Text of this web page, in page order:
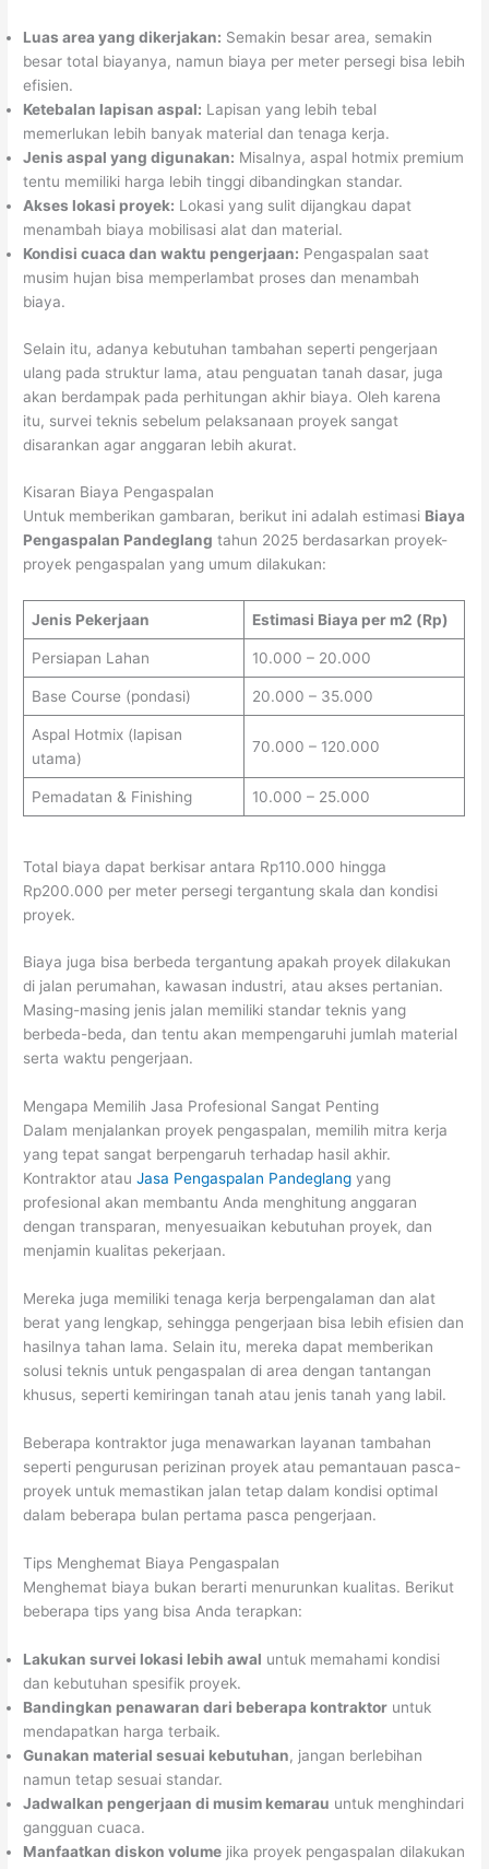
Luas area yang dikerjakan: Semakin besar area, semakin
besar total biayanya, namun biaya per meter persegi bisa lebih
efisien.
Ketebalan lapisan aspal: Lapisan yang lebih tebal
memerlukan lebih banyak material dan tenaga kerja.
Jenis aspal yang digunakan: Misalnya, aspal hotmix premium
tentu memiliki harga lebih tinggi dibandingkan standar.
Akses lokasi proyek: Lokasi yang sulit dijangkau dapat
menambah biaya mobilisasi alat dan material.
Kondisi cuaca dan waktu pengerjaan: Pengaspalan saat
musim hujan bisa memperlambat proses dan menambah
biaya.
Selain itu, adanya kebutuhan tambahan seperti pengerjaan
ulang pada struktur lama, atau penguatan tanah dasar, juga
akan berdampak pada perhitungan akhir biaya. Oleh karena
itu, survei teknis sebelum pelaksanaan proyek sangat
disarankan agar anggaran lebih akurat.
Kisaran Biaya Pengaspalan
Untuk memberikan gambaran, berikut ini adalah estimasi Biaya
Pengaspalan Pandeglang tahun 2025 berdasarkan proyek-
proyek pengaspalan yang umum dilakukan:
Jenis Pekerjaan Estimasi Biaya per m2 (Rp)
Persiapan Lahan 10.000 – 20.000
Base Course (pondasi) 20.000 – 35.000
Aspal Hotmix (lapisan
utama)
70.000 – 120.000
Pemadatan & Finishing 10.000 – 25.000
Total biaya dapat berkisar antara Rp110.000 hingga
Rp200.000 per meter persegi tergantung skala dan kondisi
proyek.
Biaya juga bisa berbeda tergantung apakah proyek dilakukan
di jalan perumahan, kawasan industri, atau akses pertanian.
Masing-masing jenis jalan memiliki standar teknis yang
berbeda-beda, dan tentu akan mempengaruhi jumlah material
serta waktu pengerjaan.
Mengapa Memilih Jasa Profesional Sangat Penting
Dalam menjalankan proyek pengaspalan, memilih mitra kerja
yang tepat sangat berpengaruh terhadap hasil akhir.
Kontraktor atauJasa Pengaspalan Pandeglang yang
profesional akan membantu Anda menghitung anggaran
dengan transparan, menyesuaikan kebutuhan proyek, dan
menjamin kualitas pekerjaan.
Mereka juga memiliki tenaga kerja berpengalaman dan alat
berat yang lengkap, sehingga pengerjaan bisa lebih efisien dan
hasilnya tahan lama. Selain itu, mereka dapat memberikan
solusi teknis untuk pengaspalan di area dengan tantangan
khusus, seperti kemiringan tanah atau jenis tanah yang labil.
Beberapa kontraktor juga menawarkan layanan tambahan
seperti pengurusan perizinan proyek atau pemantauan pasca-
proyek untuk memastikan jalan tetap dalam kondisi optimal
dalam beberapa bulan pertama pasca pengerjaan.
Tips Menghemat Biaya Pengaspalan
Menghemat biaya bukan berarti menurunkan kualitas. Berikut
beberapa tips yang bisa Anda terapkan:
Lakukan survei lokasi lebih awal untuk memahami kondisi
dan kebutuhan spesifik proyek.
Bandingkan penawaran dari beberapa kontraktor untuk
mendapatkan harga terbaik.
Gunakan material sesuai kebutuhan, jangan berlebihan
namun tetap sesuai standar.
Jadwalkan pengerjaan di musim kemarau untuk menghindari
gangguan cuaca.
Manfaatkan diskon volume jika proyek pengaspalan dilakukan